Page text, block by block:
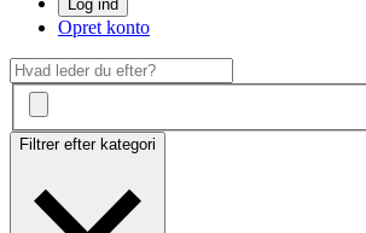
Log ind
Opret konto
Filtrer efter kategori